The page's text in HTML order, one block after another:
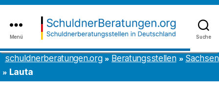
Inhalt
springen
to
the
content
Suche
schuldnerberatungen.org
Menü
schuldnerberatungen.org Beratungsstellen
Sachsen
Lauta